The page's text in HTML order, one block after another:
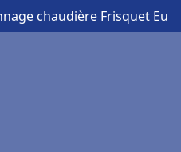
chaudière Frisquet Eu